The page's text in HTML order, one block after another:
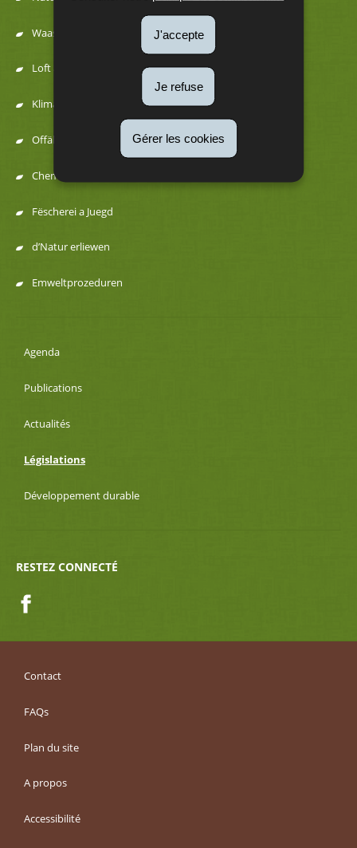
J'accepte
Je refuse
Gérer les cookies
Menu
de
navigation
Waasser
Loft a Kaméidi
Klima an Energie
Offäll a Ressourcen
Chemesch Substanzen
Fëscherei a Juegd
d’Natur erliewen
Emweltprozeduren
Agenda
Publications
Actualités
Législations
Développement durable
RESTEZ CONNECTÉ
Contact
FAQs
Plan du site
A propos
Accessibilité